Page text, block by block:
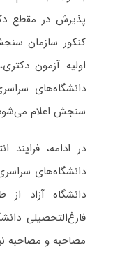
پذیرش در مقطع
کنکور سازمان
اولیه آزمون
دانشگاه‌های
سنجش اعلام
در ادامه،
دانشگاه‌های
دانشگاه آزاد
فارغ‌التحصیلی
مصاحبه و مصاحبه